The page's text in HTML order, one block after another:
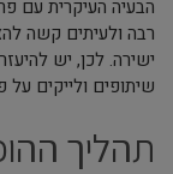
הבעיה העיקרית עם
רבה ולעיתים קשה
ישירה. לכן, יש
שיתופים ולייקים
תהליך